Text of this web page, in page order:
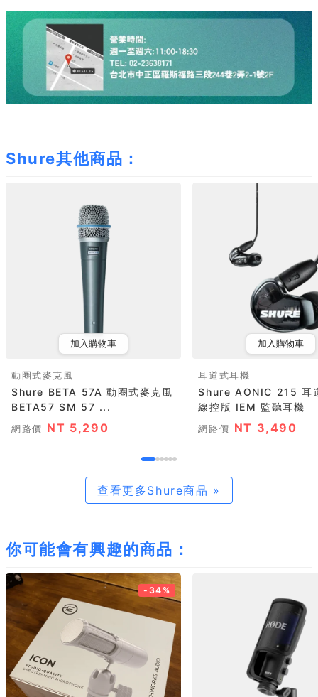
Shure其他商品：
加入購物車
動圈式麥克風
Shure BETA 57A 動圈式麥克風
BETA57 SM 57 ...
網路價 NT 5,290
加入購物車
耳道式耳機
Shure AONIC 215 耳
線控版 IEM 監聽耳機
網路價 NT 3,490
查看更多Shure商品 »
你可能會有興趣的商品：
-34%